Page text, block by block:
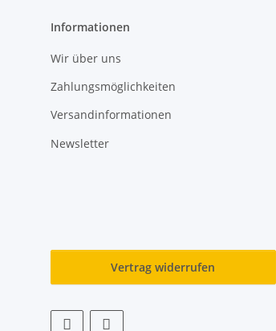
Informationen
Wir über uns
Zahlungsmöglichkeiten
Versandinformationen
Newsletter
Vertrag widerrufen